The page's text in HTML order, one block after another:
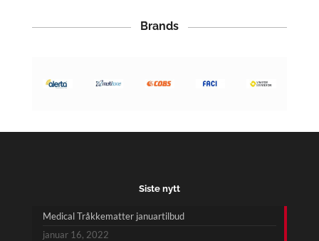
Brands
Siste nytt
Medical Tråkkematter januartilbud
januar 16, 2022